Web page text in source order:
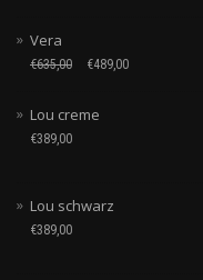
Vera
€635,00 €489,00
Lou creme
€389,00
Lou schwarz
€389,00